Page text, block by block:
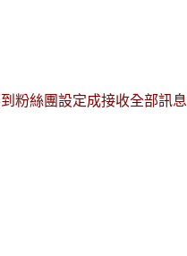
粉絲團設定成接收全部訊息